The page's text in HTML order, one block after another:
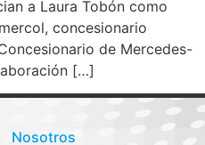
a Laura Tobón como
concesionario
de Mercedes-
[…]
Nosotros